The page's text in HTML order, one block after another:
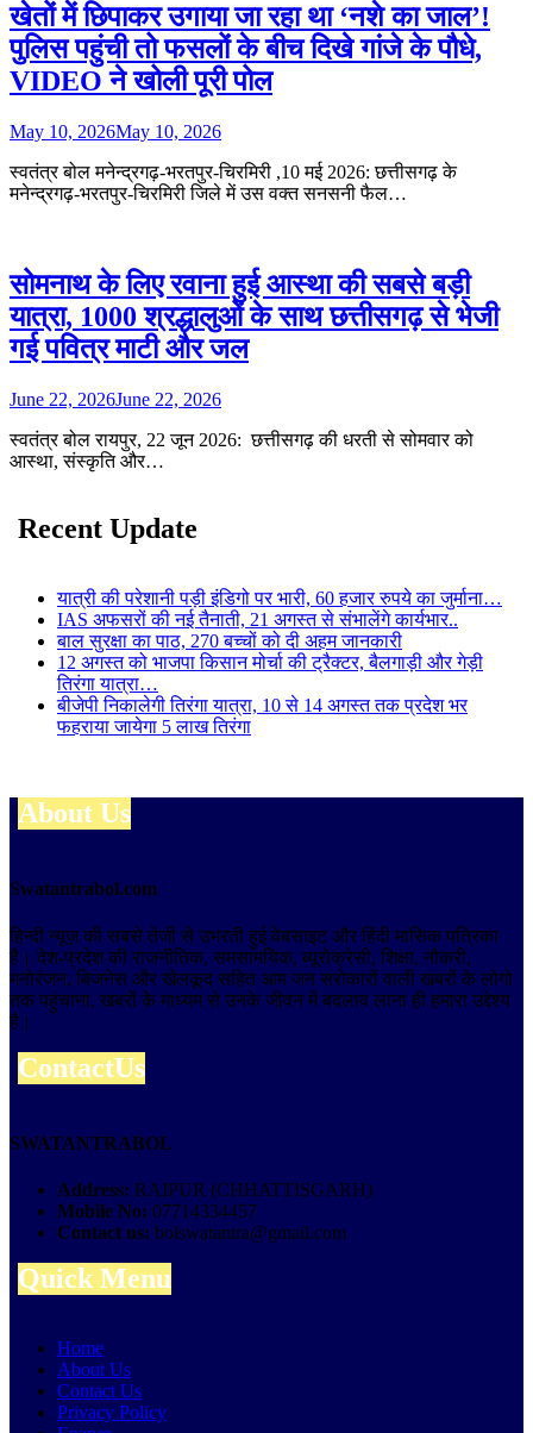
खेतों में छिपाकर उगाया जा रहा था ‘नशे का जाल’!
पुलिस पहुंची तो फसलों के बीच दिखे गांजे के पौधे,
VIDEO ने खोली पूरी पोल
May 10, 2026May 10, 2026
स्वतंत्र बोल मनेन्द्रगढ़-भरतपुर-चिरमिरी ,10 मई 2026: छत्तीसगढ़ के
मनेन्द्रगढ़-भरतपुर-चिरमिरी जिले में उस वक्त सनसनी फैल…
सोमनाथ के लिए रवाना हुई आस्था की सबसे बड़ी
यात्रा, 1000 श्रद्धालुओं के साथ छत्तीसगढ़ से भेजी
गई पवित्र माटी और जल
June 22, 2026June 22, 2026
स्वतंत्र बोल रायपुर, 22 जून 2026: छत्तीसगढ़ की धरती से सोमवार को
आस्था, संस्कृति और…
Recent Update
यात्री की परेशानी पड़ी इंडिगो पर भारी, 60 हजार रुपये का जुर्माना…
IAS अफसरों की नई तैनाती, 21 अगस्त से संभालेंगे कार्यभार..
बाल सुरक्षा का पाठ, 270 बच्चों को दी अहम जानकारी
12 अगस्त को भाजपा किसान मोर्चा की ट्रैक्टर, बैलगाड़ी और गेड़ी
तिरंगा यात्रा…
बीजेपी निकालेगी तिरंगा यात्रा, 10 से 14 अगस्त तक प्रदेश भर
फहराया जायेगा 5 लाख तिरंगा
About Us
Swatantrabol.com
हिन्दी न्यूज़ की सबसे तेजी से उभरती हुई वेबसाइट और हिंदी मासिक पत्रिका
है। देश-प्रदेश की राजनीतिक, समसामयिक, ब्यूरोक्रेसी, शिक्षा, नौकरी,
मनोरंजन, बिजनेस और खेलकूद सहित आम जन सरोकारों वाली खबरों के लोगो
तक पहुंचाना, खबरों के माध्यम से उनके जीवन में बदलाव लाना ही हमारा उद्देश्य
है।
ContactUs
SWATANTRABOL
Address: RAIPUR (CHHATTISGARH)
Mobile No: 07714334457
Contact us: bolswatantra@gmail.com
Quick Menu
Home
About Us
Contact Us
Privacy Policy